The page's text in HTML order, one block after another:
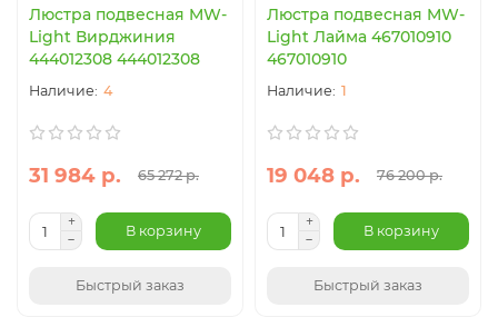
Люстра подвесная MW-
Light Вирджиния
444012308 444012308
4
31 984 р. 65 272 р.
В корзину
Быстрый заказ
Люстра подвесная MW-
Light Лайма 467010910
467010910
1
19 048 р. 76 200 р.
В корзину
Быстрый заказ